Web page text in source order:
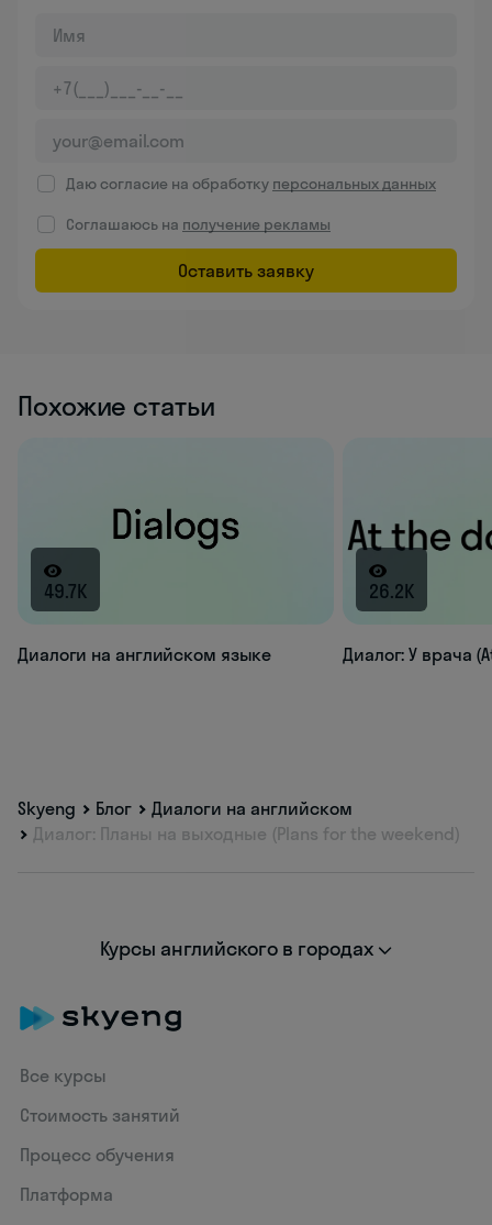
Даю согласие на обработку персональных данных
Соглашаюсь на получение рекламы
Оставить заявку
Похожие статьи
49.7K
Диалоги на английском языке
26.2K
Диалог: У врача
Skyeng Блог
Диалоги на английском
Диалог: Планы на выходные (Plans for the weekend)
Курсы английского в городах
Все курсы
Стоимость занятий
Процесс обучения
Платформа